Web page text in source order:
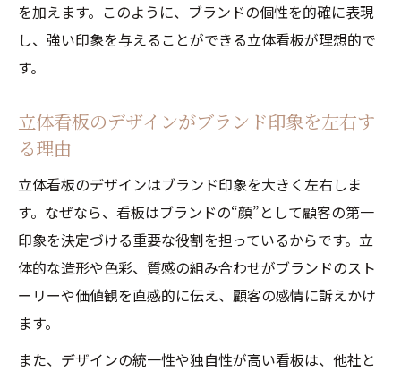
を加えます。このように、ブランドの個性を的確に表現
し、強い印象を与えることができる立体看板が理想的で
す。
立体看板のデザインがブランド印象を左右す
る理由
立体看板のデザインはブランド印象を大きく左右しま
す。なぜなら、看板はブランドの“顔”として顧客の第一
印象を決定づける重要な役割を担っているからです。立
体的な造形や色彩、質感の組み合わせがブランドのスト
ーリーや価値観を直感的に伝え、顧客の感情に訴えかけ
ます。
また、デザインの統一性や独自性が高い看板は、他社と